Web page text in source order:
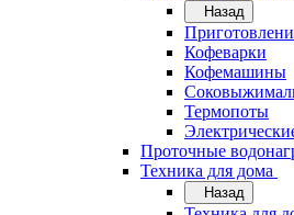
Назад
Кофеварки
Кофемашины
Термопоты
Проточные
Техника для дома
Назад